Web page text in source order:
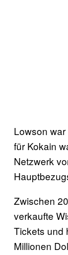
Lowson
für Kokain
Netzwerk
Zwischen
verkaufte
Tickets und
Millionen